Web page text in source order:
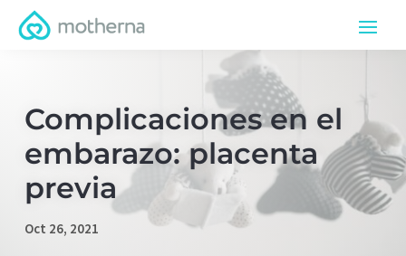
Complicaciones en el
embarazo: placenta
previa
Oct 26, 2021